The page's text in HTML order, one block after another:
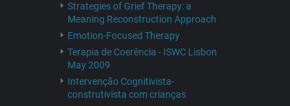
Strategies of Grief Therapy: a
Meaning Reconstruction Approach
Emotion-Focused Therapy
Terapia de Coerência - ISWC Lisbon
May 2009
Intervenção Cognitivista-
construtivista com crianças